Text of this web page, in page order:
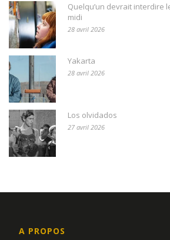
Quelqu’un devrait interdire
midi
28 avril 2026
Yakarta
28 avril 2026
Los olvidados
27 avril 2026
A PROPOS